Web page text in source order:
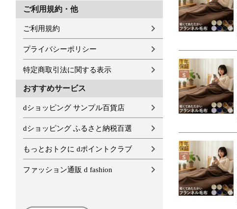
ご利用規約・他
ご利用規約
プライバシーポリシー
特定商取引法に関する表示
おすすめサービス
dショッピング サンプル百貨店
dショッピング ふるさと納税百選
もっとおトクに dポイントクラブ
ファッション通販 d fashion